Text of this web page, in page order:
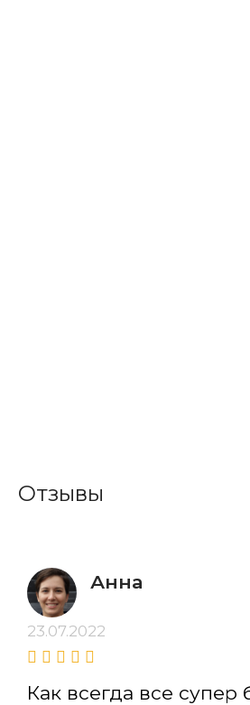
Отзывы
Анна
23.07.2022
Как всегда все супер